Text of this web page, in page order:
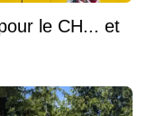
le CH... et